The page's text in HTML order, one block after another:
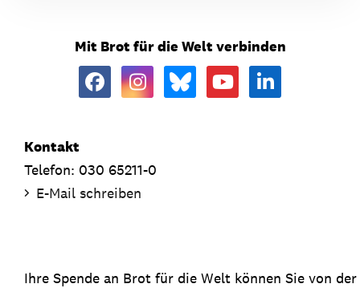
Mit Brot für die Welt verbinden
Kontakt
Telefon: 030 65211-0
E-Mail schreiben
Ihre Spende an Brot für die Welt können Sie von